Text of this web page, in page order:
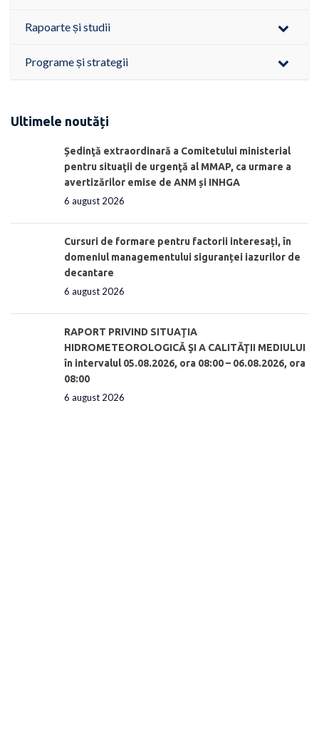
Rapoarte și studii
Programe și strategii
Ultimele noutăți
Ședinţă extraordinară a Comitetului ministerial
pentru situaţii de urgenţă al MMAP, ca urmare a
avertizărilor emise de ANM și INHGA
6 august 2026
Cursuri de formare pentru factorii interesați, în
domeniul managementului siguranței iazurilor de
decantare
6 august 2026
RAPORT PRIVIND SITUAŢIA
HIDROMETEOROLOGICĂ ŞI A CALITĂŢII MEDIULUI
în intervalul 05.08.2026, ora 08:00 – 06.08.2026, ora
08:00
6 august 2026